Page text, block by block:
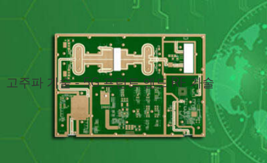
고주파 기술 - 5G 프런트 엔드 RF 기술